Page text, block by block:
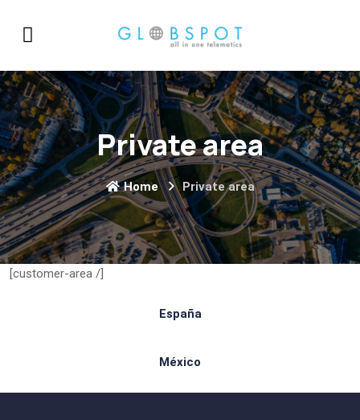
Private area
Home Private area
[customer-area /]
España
México